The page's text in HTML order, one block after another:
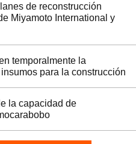
de reconstrucción
Miyamoto International y
temporalmente la
para la construcción
la capacidad de